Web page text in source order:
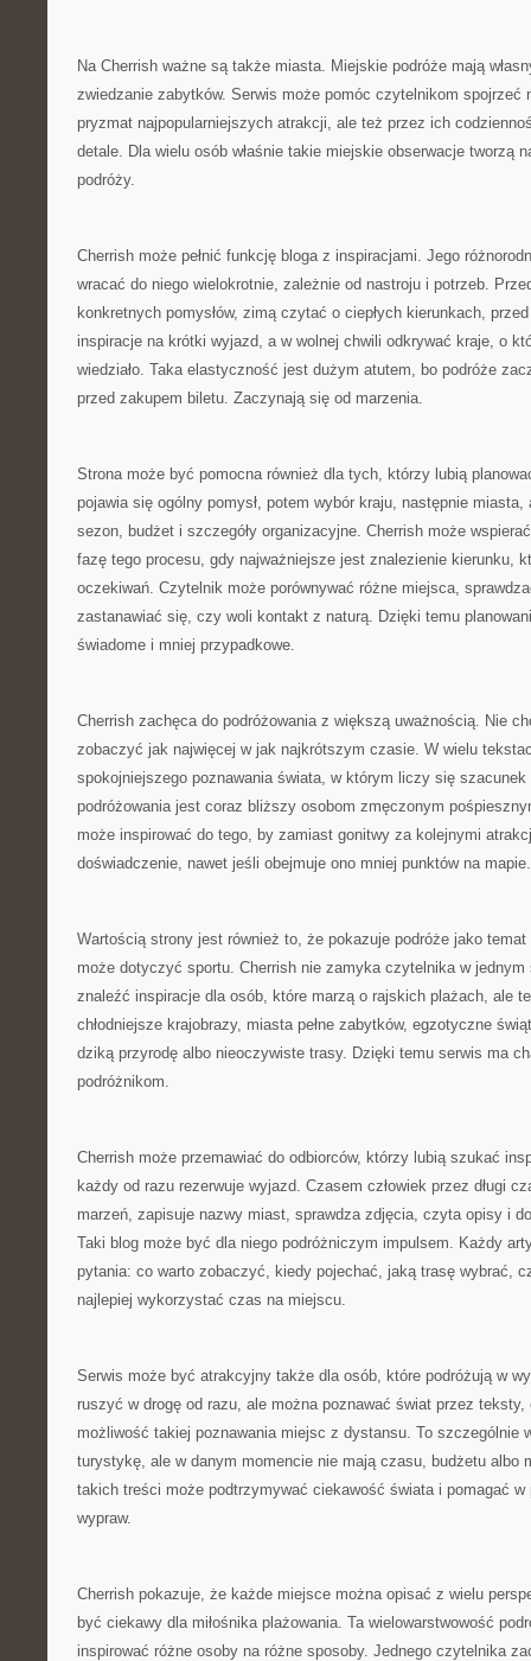
Na Cherrish ważne są także miasta. Miejskie podróże mają
zwiedzanie zabytków. Serwis może pomóc czytelnikom spojrzeć
pryzmat najpopularniejszych atrakcji, ale też przez ich
detale. Dla wielu osób właśnie takie miejskie obserwacje tworzą
podróży.
Cherrish może pełnić funkcję bloga z inspiracjami. Jego
wracać do niego wielokrotnie, zależnie od nastroju i potrzeb.
konkretnych pomysłów, zimą czytać o ciepłych kierunkach,
inspiracje na krótki wyjazd, a w wolnej chwili odkrywać kraje, o
wiedziało. Taka elastyczność jest dużym atutem, bo podróże
przed zakupem biletu. Zaczynają się od marzenia.
Strona może być pomocna również dla tych, którzy lubią
pojawia się ogólny pomysł, potem wybór kraju, następnie
sezon, budżet i szczegóły organizacyjne. Cherrish może
fazę tego procesu, gdy najważniejsze jest znalezienie kierunku,
oczekiwań. Czytelnik może porównywać różne miejsca,
zastanawiać się, czy woli kontakt z naturą. Dzięki temu
świadome i mniej przypadkowe.
Cherrish zachęca do podróżowania z większą uważnością. Nie
zobaczyć jak najwięcej w jak najkrótszym czasie. W wielu
spokojniejszego poznawania świata, w którym liczy się
podróżowania jest coraz bliższy osobom zmęczonym
może inspirować do tego, by zamiast gonitwy za kolejnymi
doświadczenie, nawet jeśli obejmuje ono mniej punktów na mapie.
Wartością strony jest również to, że pokazuje podróże jako
może dotyczyć sportu. Cherrish nie zamyka czytelnika w
znaleźć inspiracje dla osób, które marzą o rajskich plażach, ale
chłodniejsze krajobrazy, miasta pełne zabytków, egzotyczne
dziką przyrodę albo nieoczywiste trasy. Dzięki temu serwis ma
podróżnikom.
Cherrish może przemawiać do odbiorców, którzy lubią szukać
każdy od razu rezerwuje wyjazd. Czasem człowiek przez długi
marzeń, zapisuje nazwy miast, sprawdza zdjęcia, czyta opisy i
Taki blog może być dla niego podróżniczym impulsem. Każdy
pytania: co warto zobaczyć, kiedy pojechać, jaką trasę wybrać,
najlepiej wykorzystać czas na miejscu.
Serwis może być atrakcyjny także dla osób, które podróżują w
ruszyć w drogę od razu, ale można poznawać świat przez
możliwość takiej poznawania miejsc z dystansu. To szczególnie
turystykę, ale w danym momencie nie mają czasu, budżetu albo
takich treści może podtrzymywać ciekawość świata i pomagać w
wypraw.
Cherrish pokazuje, że każde miejsce można opisać z wielu
być ciekawy dla miłośnika plażowania. Ta wielowarstwowość
inspirować różne osoby na różne sposoby. Jednego czytelnika